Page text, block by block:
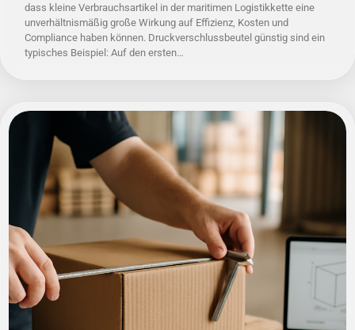
dass kleine Verbrauchsartikel in der maritimen Logistikkette eine
unverhältnismäßig große Wirkung auf Effizienz, Kosten und
Compliance haben können. Druckverschlussbeutel günstig sind ein
typisches Beispiel: Auf den ersten…